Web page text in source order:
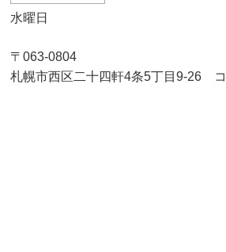
水曜日
〒063-0804
札幌市西区二十四軒4条5丁目9-26 コ